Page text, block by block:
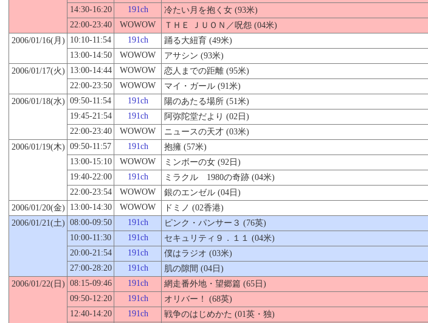
14:30-16:20
191ch 冷たい月を抱く女 (93米)
22:00-23:40
WOWOW ＴＨＥ ＪＵＯＮ／呪怨 (04米)
2006/01/16(月)
10:10-11:54 191ch 踊る大紐育 (49米)
13:00-14:50
WOWOW アサシン (93米)
2006/01/17(火)
13:00-14:44 WOWOW 恋人までの距離(95米)
22:00-23:50
WOWOW マイ・ガール (91米)
2006/01/18(水) 09:50-11:54 191ch 陽のあたる場所 (51米)
19:45-21:54
191ch
阿弥陀堂だより (02日)
22:00-23:40
WOWOW ニュースの天才 (03米)
2006/01/19(木) 09:50-11:57 191ch 抱擁 (57米)
13:00-15:10
WOWOW ミンボーの女 (92日)
19:40-22:00
191ch ミラクル 1980の奇跡 (04米)
22:00-23:54
WOWOW 銀のエンゼル (04日)
2006/01/20(金) 13:00-14:30 WOWOW ドミノ (02香港)
2006/01/21(土) 08:00-09:50 191ch ピンク・パンサー３ (76英)
10:00-11:30
191ch セキュリティ９．１１ (04米)
20:00-21:54
191ch 僕はラジオ (03米)
27:00-28:20
191ch
肌の隙間 (04日)
2006/01/22(日) 08:15-09:46 191ch
網走番外地・望郷篇 (65日)
09:50-12:20
191ch オリバー！ (68英)
12:40-14:20
191ch 戦争のはじめかた (01英・独)